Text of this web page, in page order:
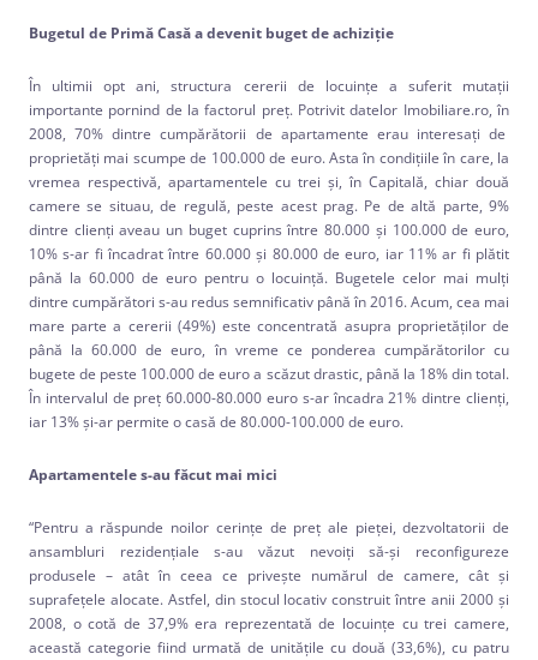
Bugetul de Primă Casă a devenit buget de achiziţie
În ultimii opt ani, structura cererii de locuințe a suferit mutații
importante pornind de la factorul preț. Potrivit datelor Imobiliare.ro, în
2008, 70% dintre cumpărătorii de apartamente erau interesați de
proprietăți mai scumpe de 100.000 de euro. Asta în condiţiile în care, la
vremea respectivă, apartamentele cu trei și, în Capitală, chiar două
camere se situau, de regulă, peste acest prag. Pe de altă parte, 9%
dintre clienți aveau un buget cuprins între 80.000 și 100.000 de euro,
10% s-ar fi încadrat între 60.000 și 80.000 de euro, iar 11% ar fi plătit
până la 60.000 de euro pentru o locuință. Bugetele celor mai mulţi
dintre cumpărători s-au redus semnificativ până în 2016. Acum, cea mai
mare parte a cererii (49%) este concentrată asupra proprietăților de
până la 60.000 de euro, în vreme ce ponderea cumpărătorilor cu
bugete de peste 100.000 de euro a scăzut drastic, până la 18% din total.
În intervalul de preț 60.000-80.000 euro s-ar încadra 21% dintre clienți,
iar 13% și-ar permite o casă de 80.000-100.000 de euro.
Apartamentele s-au făcut mai mici
“Pentru a răspunde noilor cerințe de preț ale pieței, dezvoltatorii de
ansambluri rezidențiale s-au văzut nevoiți să-și reconfigureze
produsele – atât în ceea ce privește numărul de camere, cât și
suprafețele alocate. Astfel, din stocul locativ construit între anii 2000 și
2008, o cotă de 37,9% era reprezentată de locuințe cu trei camere,
această categorie fiind urmată de unitățile cu două (33,6%), cu patru